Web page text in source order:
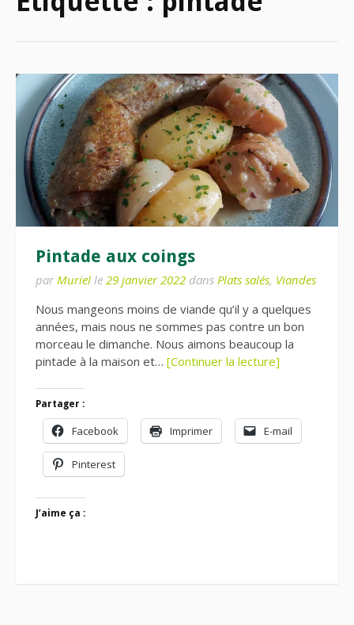
Pintade aux coings
par Muriel le 29 janvier 2022 dans Plats salés, Viandes
Nous mangeons moins de viande qu’il y a quelques
années, mais nous ne sommes pas contre un bon
morceau le dimanche. Nous aimons beaucoup la
pintade à la maison et… [Continuer la lecture]
Partager :
Facebook Imprimer E-mail
Pinterest
J’aime ça :